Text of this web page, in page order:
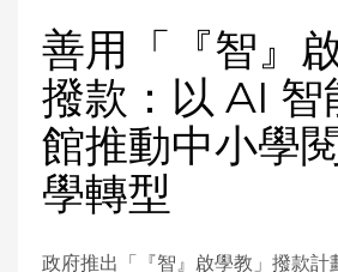
善用「『智』
撥款：以 AI 智
館推動中小學
學轉型
政府推出「『智』啟學教」撥款計